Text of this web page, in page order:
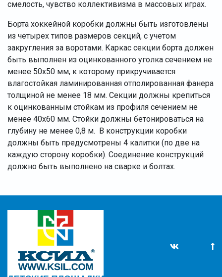
смелость, чувство коллективизма в массовых играх.
Борта хоккейной коробки должны быть изготовлены
из четырех типов размеров секций, с учетом
закругления за воротами. Каркас секции борта должен
быть выполнен из оцинкованного уголка сечением не
менее 50х50 мм, к которому прикручивается
влагостойкая ламинированная отполированная фанера
толщиной не менее 18 мм. Секции должны крепиться
к оцинкованным стойкам из профиля сечением не
менее 40х60 мм. Стойки должны бетонироваться на
глубину не менее 0,8 м. В конструкции коробки
должны быть предусмотрены 4 калитки (по две на
каждую сторону коробки). Соединение конструкций
должно быть выполнено на сварке и болтах.